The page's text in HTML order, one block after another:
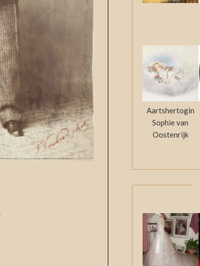
Aartshertogin
Sophie van
Oostenrijk